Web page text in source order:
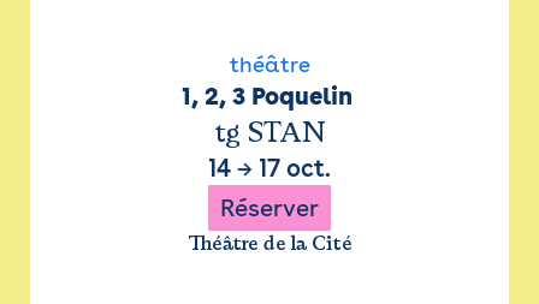
théâtre
1, 2, 3 Poquelin
tg STAN
14 → 17 oct.
Réserver
Théâtre de la Cité